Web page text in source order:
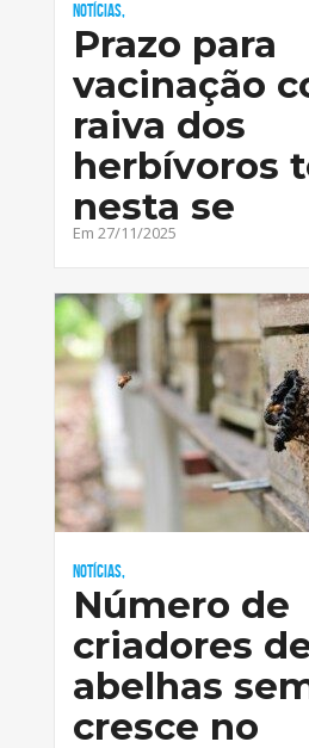
Notícias,
Prazo para
vacinação
raiva dos
herbívoros
nesta se
Em 27/11/2025
Notícias,
Número de
criadores
abelhas
cresce no